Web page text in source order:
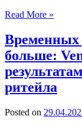
Read More »
Временных
больше:
ритейла
Posted on